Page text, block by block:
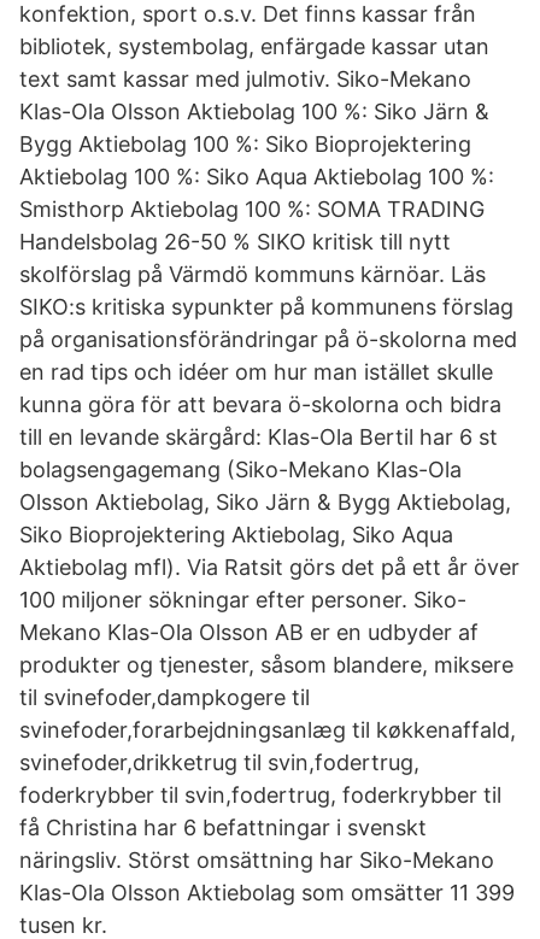
konfektion, sport o.s.v. Det finns kassar från
bibliotek, systembolag, enfärgade kassar utan
text samt kassar med julmotiv. Siko-Mekano
Klas-Ola Olsson Aktiebolag 100 %: Siko Järn &
Bygg Aktiebolag 100 %: Siko Bioprojektering
Aktiebolag 100 %: Siko Aqua Aktiebolag 100 %:
Smisthorp Aktiebolag 100 %: SOMA TRADING
Handelsbolag 26-50 % SIKO kritisk till nytt
skolförslag på Värmdö kommuns kärnöar. Läs
SIKO:s kritiska sypunkter på kommunens förslag
på organisationsförändringar på ö-skolorna med
en rad tips och idéer om hur man istället skulle
kunna göra för att bevara ö-skolorna och bidra
till en levande skärgård: Klas-Ola Bertil har 6 st
bolagsengagemang (Siko-Mekano Klas-Ola
Olsson Aktiebolag, Siko Järn & Bygg Aktiebolag,
Siko Bioprojektering Aktiebolag, Siko Aqua
Aktiebolag mfl). Via Ratsit görs det på ett år över
100 miljoner sökningar efter personer. Siko-
Mekano Klas-Ola Olsson AB er en udbyder af
produkter og tjenester, såsom blandere, miksere
til svinefoder,dampkogere til
svinefoder,forarbejdningsanlæg til køkkenaffald,
svinefoder,drikketrug til svin,fodertrug,
foderkrybber til svin,fodertrug, foderkrybber til
få Christina har 6 befattningar i svenskt
näringsliv. Störst omsättning har Siko-Mekano
Klas-Ola Olsson Aktiebolag som omsätter 11 399
tusen kr.